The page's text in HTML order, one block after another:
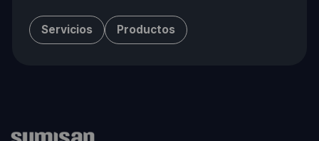
Servicios Productos